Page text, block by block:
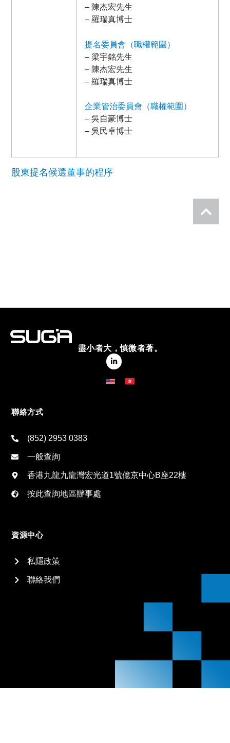
– 陳杰宏先生
– 羅瑞真博士
提名委員會（職權範圍）
– 梁宇銘先生
– 陳杰宏先生
– 羅瑞真博士
企業管治委員會（職權範圍）
– 吳自豪博士
– 吳民卓博士
股東提名候選董事的程序
盡小者大，慎微者著。
聯絡方式
(852) 2953 0383
一般查詢
香港九龍九龍灣宏光道1號億京中心B座22樓
按此查詢地區辦事處
資源中心
私隱政策
聯絡我們